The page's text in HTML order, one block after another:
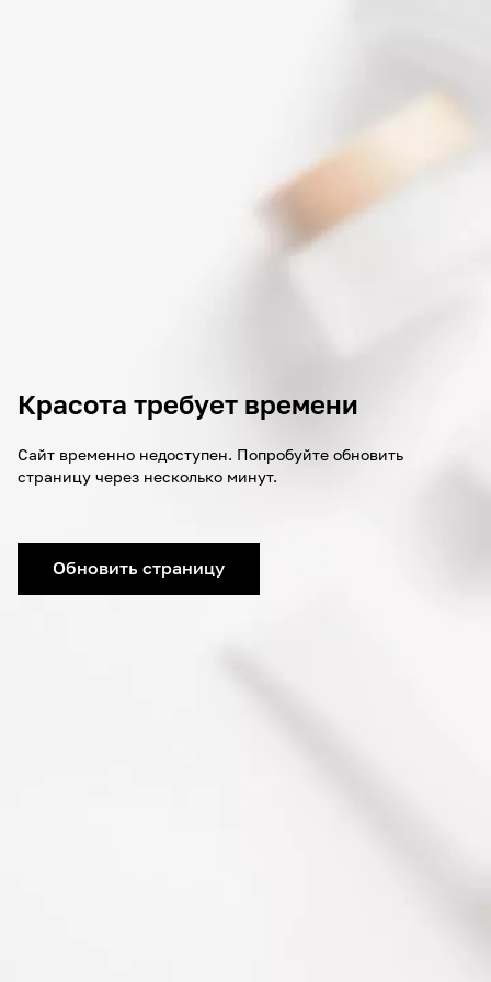
Красота требует времени
Сайт временно недоступен. Попробуйте обновить
страницу через несколько минут.
Обновить страницу